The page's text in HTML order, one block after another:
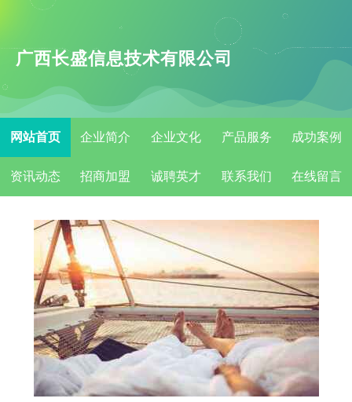
广西长盛信息技术有限公司
网站首页 企业简介 企业文化 产品服务 成功案例
资讯动态 招商加盟 诚聘英才 联系我们 在线留言